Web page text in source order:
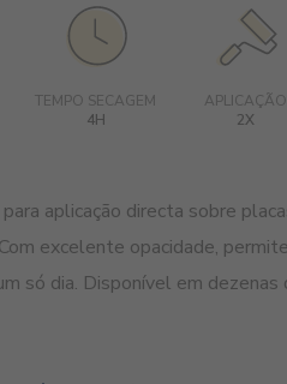
TEMPO SECAGEM
4H
APLICAÇÃO
2X
aplicação directa sobre
excelente opacidade,
só dia. Disponível em dezenas